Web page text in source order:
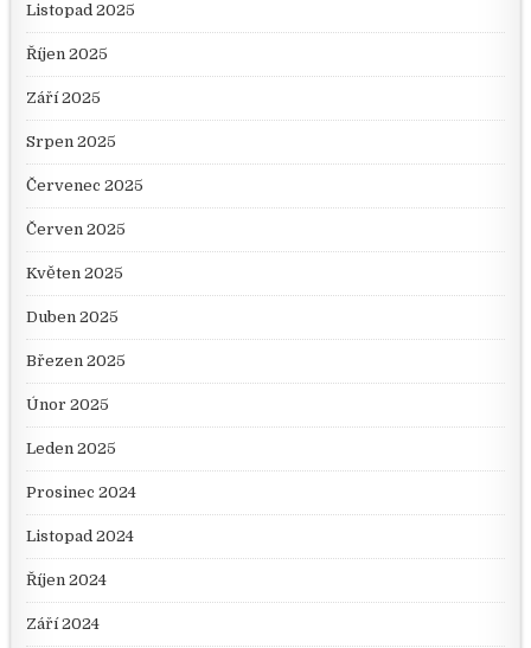
Listopad 2025
Říjen 2025
Září 2025
Srpen 2025
Červenec 2025
Červen 2025
Květen 2025
Duben 2025
Březen 2025
Únor 2025
Leden 2025
Prosinec 2024
Listopad 2024
Říjen 2024
Září 2024